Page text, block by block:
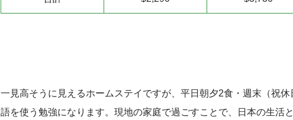
一見高そうに見えるホームステイですが、平日朝夕2食・週末（祝
語を使う勉強になります。現地の家庭で過ごすことで、日本の生活